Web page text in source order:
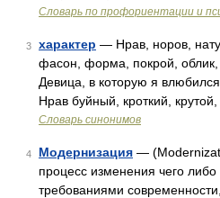
Словарь по профориентации и
3 характер — Нрав, норов,
фасон, форма, покрой, облик,
Девица, в которую я
Нрав буйный, кроткий,
Словарь синонимов
4 Модернизация —
процесс изменения чего либо
требованиями